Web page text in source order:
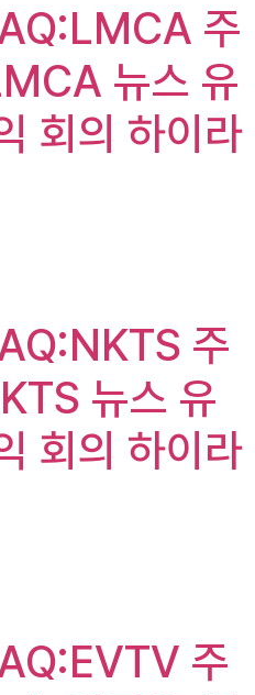
주
뉴스 유
회의 하이라
주
뉴스 유
회의 하이라
주